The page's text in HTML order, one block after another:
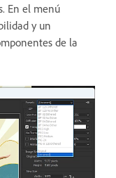
En el menú
y un
de la